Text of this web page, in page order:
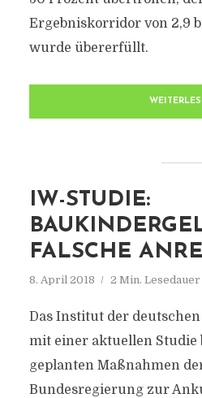
Ergebniskorridor von 2,9
wurde übererfüllt.
IW-STUDIE:
FALSCHE
8. April 2018 2 Min. Lesedauer
Das Institut der
mit einer aktuellen Studie
geplanten Maßnahmen
Bundesregierung zur